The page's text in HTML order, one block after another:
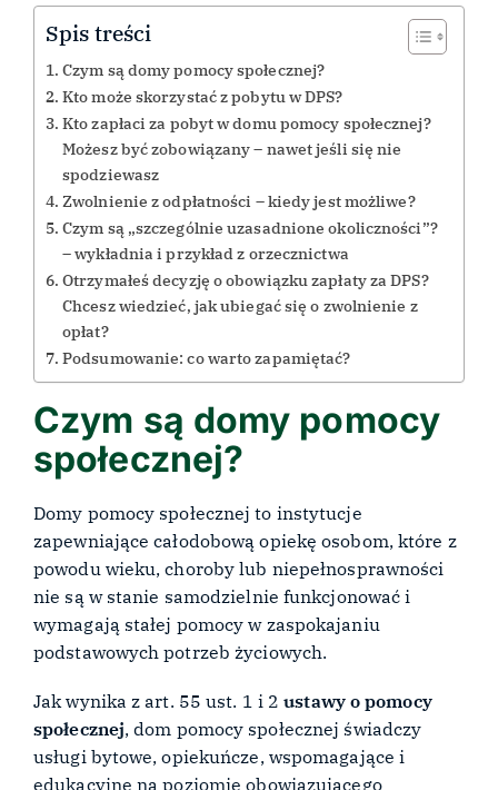
Spis treści
Czym są domy pomocy społecznej?
Kto może skorzystać z pobytu w DPS?
Kto zapłaci za pobyt w domu pomocy społecznej?
Możesz być zobowiązany – nawet jeśli się nie
spodziewasz
Zwolnienie z odpłatności – kiedy jest możliwe?
Czym są „szczególnie uzasadnione okoliczności”?
– wykładnia i przykład z orzecznictwa
Otrzymałeś decyzję o obowiązku zapłaty za DPS?
Chcesz wiedzieć, jak ubiegać się o zwolnienie z
opłat?
Podsumowanie: co warto zapamiętać?
Czym są domy pomocy
społecznej?
Domy pomocy społecznej to instytucje
zapewniające całodobową opiekę osobom, które z
powodu wieku, choroby lub niepełnosprawności
nie są w stanie samodzielnie funkcjonować i
wymagają stałej pomocy w zaspokajaniu
podstawowych potrzeb życiowych.
Jak wynika z art. 55 ust. 1 i 2ustawy o pomocy
społecznej, dom pomocy społecznej świadczy
usługi bytowe, opiekuńcze, wspomagające i
edukacyjne na poziomie obowiązującego